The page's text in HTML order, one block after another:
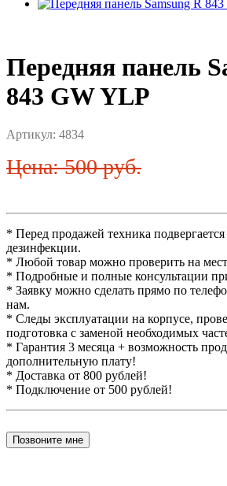
Передняя панель
843 GW YLP
Артикул: 4834
Цена: 500 руб.
* Перед продажей техника
дезинфекции.
* Любой товар можно проверить на
* Подробные и полные консультации
* Заявку можно сделать прямо по
нам.
* Следы эксплуатации на корпусе,
подготовка с заменой необходимых
* Гарантия 3 месяца + возможность
дополнительную плату!
* Доставка от 800 рублей!
* Подключение от 500 рублей!
Позвоните мне